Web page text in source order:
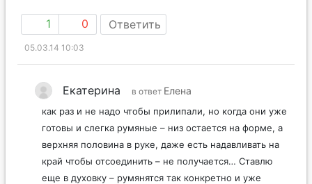
1 0 Ответить
05.03.14 10:03
Екатерина в ответ Елена
как раз и не надо чтобы прилипали, но когда они уже
готовы и слегка румяные – низ остается на форме, а
верхняя половина в руке, даже есть надавливать на
край чтобы отсоединить – не получается… Ставлю
еще в духовку – румянятся так конкретно и уже